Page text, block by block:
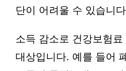
단이 어려울 수 있습니
소득 감소로 건강보험
대상입니다. 예를 들어